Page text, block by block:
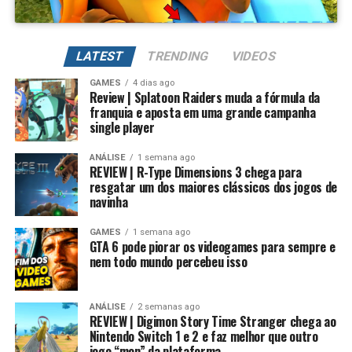
Essa mudança também pode representar um passo
importante para o futuro da franquia. Durante muitos
anos, Splatoon foi visto principalmente como um jogo
competitivo, mas Splatoon Raiders mostra que existe
espaço para expandir esse universo com uma campanha
mais ambiciosa e cheia de conteúdo. Caso a recepção dos
jogadores seja positiva, é bem possível que a Nintendo
continue investindo nesse formato e transforme o modo
história em um dos pilares da série daqui para frente.
No fim das contas, fica a sensação de que Splatoon
Raiders funciona como um grande laboratório para o
Além de evoluir seus Digimons para formas mais
poderosas, também é possívelregredir a evolução
para fortalecer permanentemente seus atributos.
Na prática, um Digimon pode voltar para sua forma
inicial, mantendo um potencial muito maior. Conforme
você repete esse processo, desbloqueia novas linhas
evolutivas e aumenta bastante os atributos, permitindo
alcançar formas como Campeão, Ultimate e Mega com
estatísticas cada vez melhores.
É um sistema profundo que recompensa quem gosta de
montar equipes fortes e experimentar diferentes
árvores evolutivas.
LATEST TRENDING VIDEOS
GAMES 4 dias ago
Review | Splatoon Raiders muda a fórmula da
franquia e aposta em uma grande campanha
single player
ANÁLISE 1 semana ago
REVIEW | R-Type Dimensions 3 chega para
resgatar um dos maiores clássicos dos jogos de
navinha
GAMES 1 semana ago
GTA 6 pode piorar os videogames para sempre e
nem todo mundo percebeu isso
ANÁLISE 2 semanas ago
REVIEW | Digimon Story Time Stranger chega ao
Nintendo Switch 1 e 2 e faz melhor que outro